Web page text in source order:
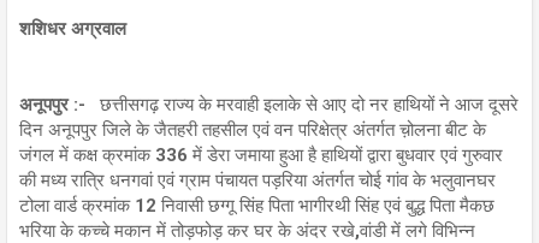
शशिधर अग्रवाल
अनूपपुर :- छत्तीसगढ़ राज्य के मरवाही इलाके से आए दो नर हाथियों ने आज दूसरे
दिन अनूपपुर जिले के जैतहरी तहसील एवं वन परिक्षेत्र अंतर्गत च़ोलना बीट के
जंगल में कक्ष क्रमांक 336 में डेरा जमाया हुआ है हाथियों द्वारा बुधवार एवं गुरुवार
की मध्य रात्रि धनगवां एवं ग्राम पंचायत पड़रिया अंतर्गत चोई गांव के भलुवानघर
टोला वार्ड क्रमांक 12 निवासी छग्गू सिंह पिता भागीरथी सिंह एवं बुद्ध पिता मैकछ
भरिया के कच्चे मकान में तोड़फोड़ कर घर के अंदर रखे,वांडी में लगे विभिन्न